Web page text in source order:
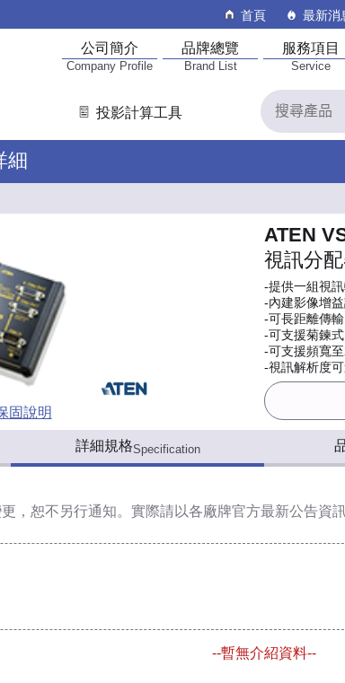
首頁 最新消
公司簡介
Company Profile
品牌總覽
Brand List
服務項目
Service
投影計算工具
細
固說明
ATEN
視訊分
-提供一組視
-內建影像增
-可長距離傳
-可支援菊鍊
-可支援頻寬
-視訊解析度
詳細規格Specification
，恕不另行通知。實際請以各廠牌官方最新公告資訊
--暫無介紹資料--